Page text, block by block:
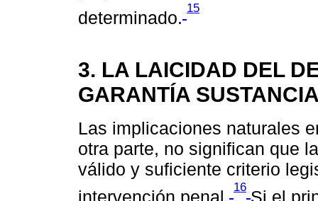
determinado.
15
3. LA LAICIDAD DEL
GARANTÍA
Las implicaciones naturales
otra parte, no significan que
válido y suficiente criterio
intervención penal.
16
Si el